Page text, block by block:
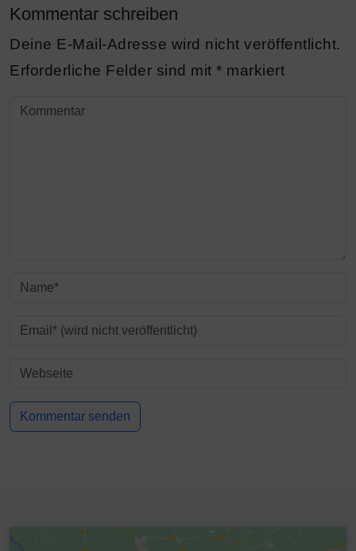
Kommentar schreiben
Deine E-Mail-Adresse wird nicht veröffentlicht.
Erforderliche Felder sind mit * markiert